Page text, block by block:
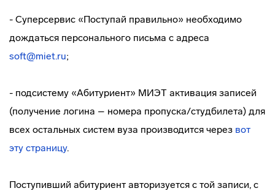
- Суперсервис «Поступай правильно» необходимо
дождаться персонального письма с адреса
soft@miet.ru;
- подсистему «Абитуриент» МИЭТ активация записей
(получение логина – номера пропуска/студбилета) для
всех остальных систем вуза производится через вот
эту страницу.
Поступивший абитуриент авторизуется с той записи, с